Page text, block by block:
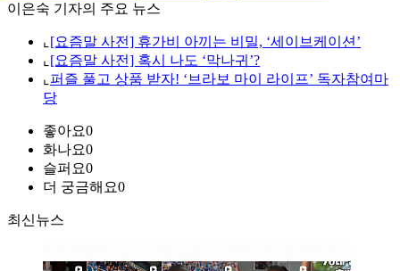
이은숙 기자의 주요 뉴스
⌞ [요즘말 사전] 휴가비 아끼는 비밀, ‘세이브케이션’
⌞ [요즘말 사전] 혹시 나도 ‘막나귀’?
⌞ 퍼즐 풀고 상품 받자! ‘브라보 마이 라이프’ 독자참여마
당
좋아요0
화나요0
슬퍼요0
더 궁금해요0
최신뉴스